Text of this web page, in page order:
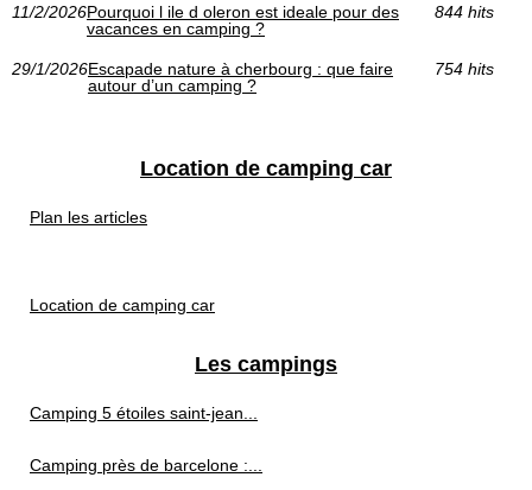
11/2/2026Pourquoi l ile d oleron est ideale pour des
vacances en camping ?
844 hits
29/1/2026Escapade nature à cherbourg : que faire
autour d’un camping ?
754 hits
Location de camping car
Plan les articles
Location de camping car
Les campings
Camping 5 étoiles saint-jean...
Camping près de barcelone :...